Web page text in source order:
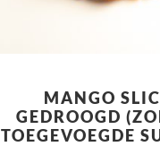
MANGO
GEDROOGD
TOEGEVOEGDE